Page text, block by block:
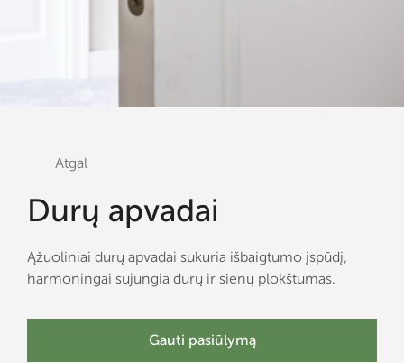
Atgal
Durų apvadai
Ąžuoliniai durų apvadai sukuria išbaigtumo įspūdį,
harmoningai sujungia durų ir sienų plokštumas.
Gauti pasiūlymą